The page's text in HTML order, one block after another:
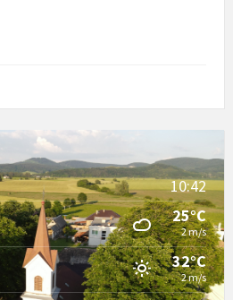
10:42
25°C
2 m/s
32°C
2 m/s